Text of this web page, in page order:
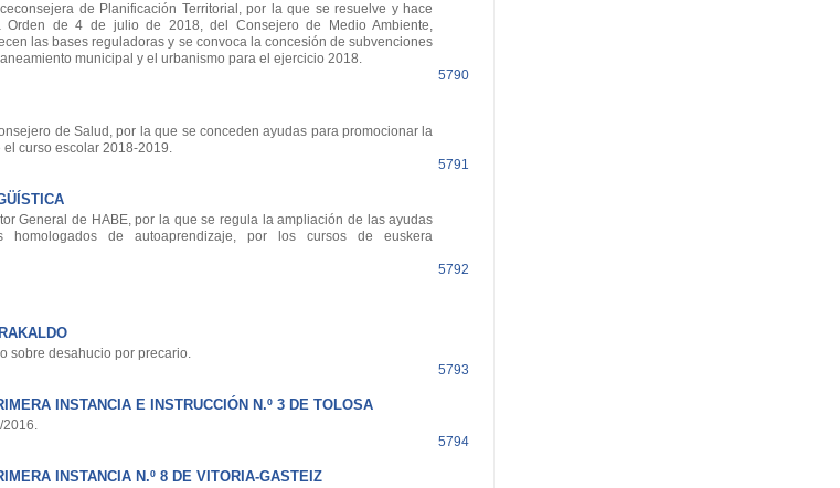
de Planificación Territorial, por la que se resuelve y hace
de 4 de julio de 2018, del Consejero de Medio Ambiente,
las bases reguladoras y se convoca la concesión de subvenciones
municipal y el urbanismo para el ejercicio 2018.
5790
de Salud, por la que se conceden ayudas para promocionar la
curso escolar 2018-2019.
5791
General de HABE, por la que se regula la ampliación de las ayudas
de autoaprendizaje, por los cursos de euskera
5792
sobre desahucio por precario.
5793
INSTANCIA E INSTRUCCIÓN N.º 3 DE TOLOSA
2016.
5794
INSTANCIA N.º 8 DE VITORIA-GASTEIZ